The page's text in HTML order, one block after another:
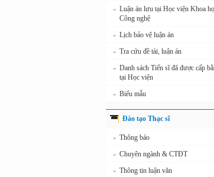
» Luận án lưu tại Học viện Khoa
Công nghệ
» Lịch bảo vệ luận án
» Tra cứu đề tài, luận án
» Danh sách Tiến sĩ đã được cấp
tại Học viện
» Biểu mẫu
Đào tạo Thạc sĩ
» Thông báo
» Chuyên ngành & CTĐT
» Thông tin luận văn